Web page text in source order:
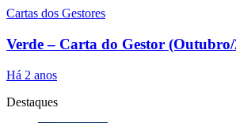
Cartas dos Gestores
Verde – Carta do Gestor
Há 2 anos
Destaques